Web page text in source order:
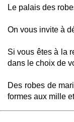
Le palais des
On vous invite à
Si vous êtes à la
dans le choix de
Des robes de
formes aux mille